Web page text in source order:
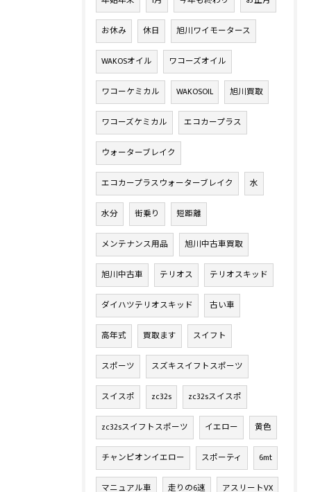
お休み 休日 旭川ワイモータース
WAKOSオイル ワコーズオイル
ワコーケミカル WAKOSOIL 旭川買取
ワコーズケミカル エコカープラス
ウォーターブレイク
エコカープラスウォーターブレイク 水
水分 街乗り 短距離
メンテナンス用品 旭川中古車買取
旭川中古車 テリオス テリオスキッド
ダイハツテリオスキッド 古い車
高年式 買取ます スイフト
スポーツ スズキスイフトスポーツ
スイスポ zc32s zc32sスイスポ
zc32sスイフトスポーツ イエロー 黄色
チャンピオンイエロー スポーティ 6mt
マニュアル車 走りの6速 アスリートVX